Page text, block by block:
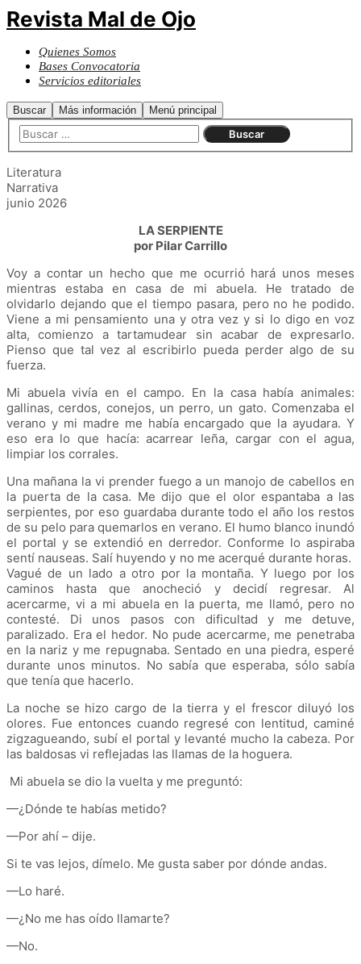
Revista Mal de Ojo
Quienes Somos
Bases Convocatoria
Servicios editoriales
Buscar Más información Menú principal
Literatura
Narrativa
junio 2026
LA SERPIENTE
por Pilar Carrillo
Voy a contar un hecho que me ocurrió hará unos meses
mientras estaba en casa de mi abuela. He tratado de
olvidarlo dejando que el tiempo pasara, pero no he podido.
Viene a mi pensamiento una y otra vez y si lo digo en voz
alta, comienzo a tartamudear sin acabar de expresarlo.
Pienso que tal vez al escribirlo pueda perder algo de su
fuerza.
Mi abuela vivía en el campo. En la casa había animales:
gallinas, cerdos, conejos, un perro, un gato. Comenzaba el
verano y mi madre me había encargado que la ayudara. Y
eso era lo que hacía: acarrear leña, cargar con el agua,
limpiar los corrales.
Una mañana la vi prender fuego a un manojo de cabellos en
la puerta de la casa. Me dijo que el olor espantaba a las
serpientes, por eso guardaba durante todo el año los restos
de su pelo para quemarlos en verano. El humo blanco inundó
el portal y se extendió en derredor. Conforme lo aspiraba
sentí nauseas. Salí huyendo y no me acerqué durante horas.
Vagué de un lado a otro por la montaña. Y luego por los
caminos hasta que anocheció y decidí regresar. Al
acercarme, vi a mi abuela en la puerta, me llamó, pero no
contesté. Di unos pasos con dificultad y me detuve,
paralizado. Era el hedor. No pude acercarme, me penetraba
en la nariz y me repugnaba. Sentado en una piedra, esperé
durante unos minutos. No sabía que esperaba, sólo sabía
que tenía que hacerlo.
La noche se hizo cargo de la tierra y el frescor diluyó los
olores. Fue entonces cuando regresé con lentitud, caminé
zigzagueando, subí el portal y levanté mucho la cabeza. Por
las baldosas vi reflejadas las llamas de la hoguera.
Mi abuela se dio la vuelta y me preguntó:
—¿Dónde te habías metido?
—Por ahí – dije.
Si te vas lejos, dímelo. Me gusta saber por dónde andas.
—Lo haré.
—¿No me has oído llamarte?
—No.